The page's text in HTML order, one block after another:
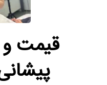
قیمت و